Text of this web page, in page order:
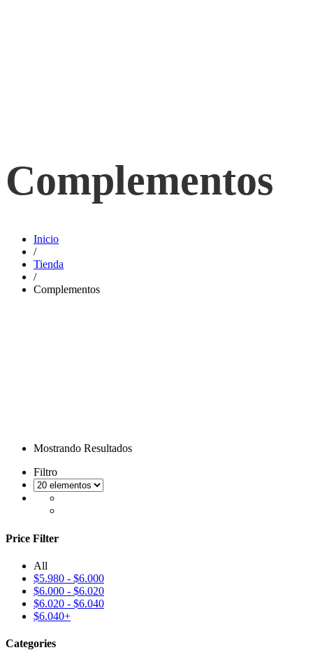
Complementos
Inicio
/
Tienda
/
Complementos
Mostrando Resultados
Filtro
Price Filter
All
$5.980 - $6.000
$6.000 - $6.020
$6.020 - $6.040
$6.040+
Categories